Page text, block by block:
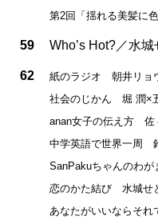
第2回「揺れる美髪に
59 Who’s Hot?／水城
62
紙のラジオ 朝井リョ
社会のじかん 堀 潤×
anan女子の伝え方 佐
中学英語で世界一周
SanPakuちゃんのわ
恋のかた結び 水城せ
あなたがいいならそ